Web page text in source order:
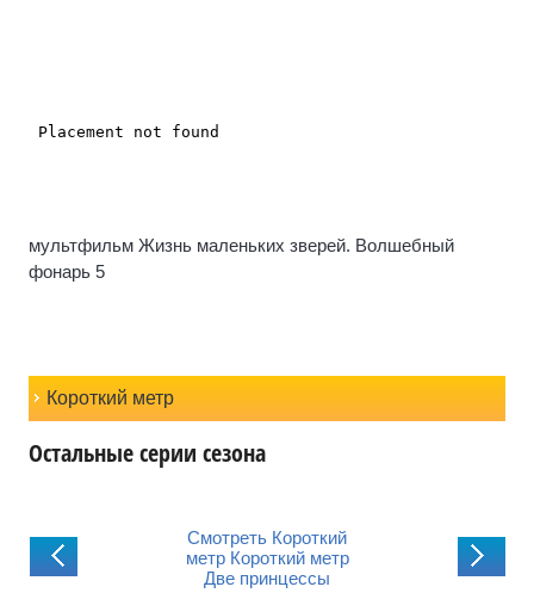
мультфильм Жизнь маленьких зверей. Волшебный
фонарь 5
Короткий метр
Остальные серии сезона
Короткий
Короткий метр
и хулиганы.
Смотреть Короткий
метр Короткий метр
Две принцессы
Смотреть
метр Короткий
Джалиль.